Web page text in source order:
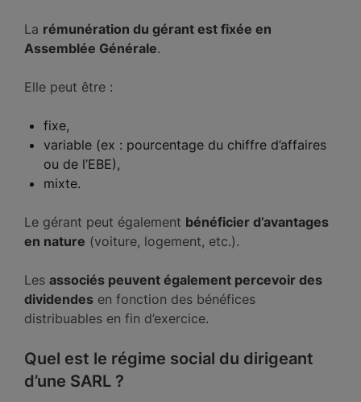
La rémunération du gérant est fixée en
Assemblée Générale.
Elle peut être :
fixe,
variable (ex : pourcentage du chiffre d’affaires
ou de l’EBE),
mixte.
Le gérant peut également bénéficier d’avantages
en nature (voiture, logement, etc.).
Les associés peuvent également percevoir des
dividendes en fonction des bénéfices
distribuables en fin d’exercice.
Quel est le régime social du dirigeant
d’une SARL ?